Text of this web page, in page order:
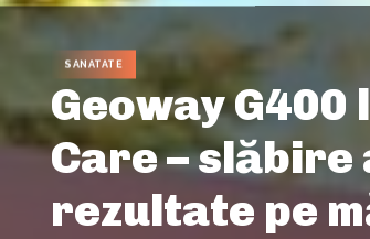
SANATATE
Geoway G400
Care –
rezultate pe